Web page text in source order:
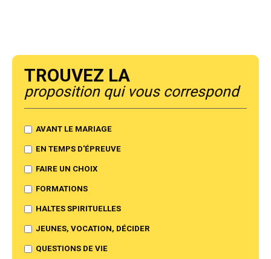
Trouvez la
proposition qui vous correspond
AVANT LE MARIAGE
EN TEMPS D'ÉPREUVE
FAIRE UN CHOIX
FORMATIONS
HALTES SPIRITUELLES
JEUNES, VOCATION, DÉCIDER
QUESTIONS DE VIE